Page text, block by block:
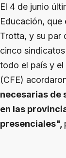
El 4 de junio
Educación, que
Trotta, y su par
cinco
todo el país y el
(CFE)
necesarias de
en las
presenciales",